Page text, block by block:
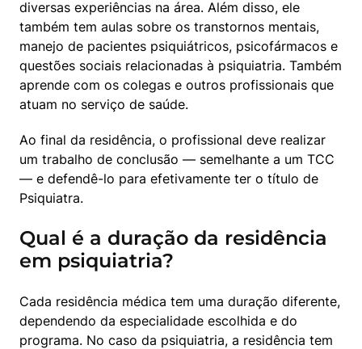
diversas experiências na área. Além disso, ele
também tem aulas sobre os transtornos mentais,
manejo de pacientes psiquiátricos, psicofármacos e
questões sociais relacionadas à psiquiatria. Também
aprende com os colegas e outros profissionais que
atuam no serviço de saúde.
Ao final da residência, o profissional deve realizar
um trabalho de conclusão — semelhante a um TCC
— e defendê-lo para efetivamente ter o título de
Psiquiatra.
Qual é a duração da residência
em psiquiatria?
Cada residência médica tem uma duração diferente,
dependendo da especialidade escolhida e do
programa. No caso da psiquiatria, a residência tem